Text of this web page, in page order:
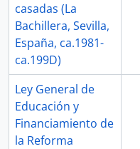
casadas (La
Bachillera, Sevilla,
España, ca.1981-
ca.199D)
Ley General de
Educación y
Financiamiento de
la Reforma